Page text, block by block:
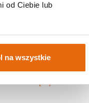
od Ciebie lub
na wszystkie
Więcej